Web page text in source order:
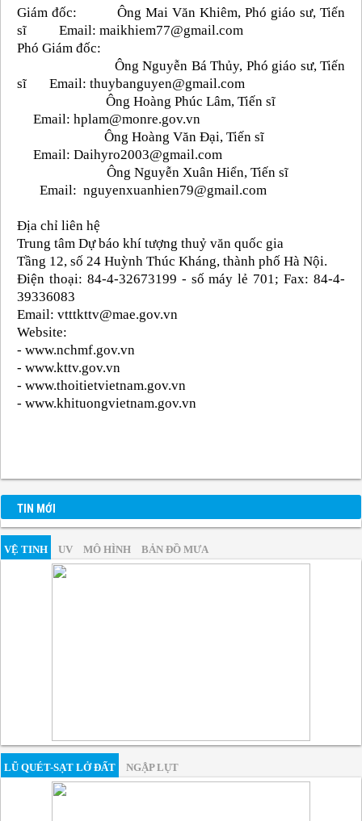
Giám đốc: Ông Mai Văn Khiêm, Phó giáo sư, Tiến
sĩ Email: maikhiem77@gmail.com
Phó Giám đốc:
Ông Nguyễn Bá Thủy, Phó giáo sư, Tiến
sĩ Email: thuybanguyen@gmail.com
Ông Hoàng Phúc Lâm, Tiến sĩ
Email: hplam@monre.gov.vn
Ông Hoàng Văn Đại, Tiến sĩ
Email: Daihyro2003@gmail.com
Ông Nguyễn Xuân Hiển, Tiến sĩ
Email: nguyenxuanhien79@gmail.com
Địa chỉ liên hệ
Trung tâm Dự báo khí tượng thuỷ văn quốc gia
Tầng 12, số 24 Huỳnh Thúc Kháng, thành phố Hà Nội.
Điện thoại: 84-4-32673199 - số máy lẻ 701; Fax: 84-4-
39336083
Email: vtttkttv@mae.gov.vn
Website:
- www.nchmf.gov.vn
- www.kttv.gov.vn
- www.thoitietvietnam.gov.vn
- www.khituongvietnam.gov.vn
TIN MỚI
VỆ TINH UV MÔ HÌNH BẢN ĐỒ MƯA
LŨ QUÉT-SẠT LỞ ĐẤT NGẬP LỤT